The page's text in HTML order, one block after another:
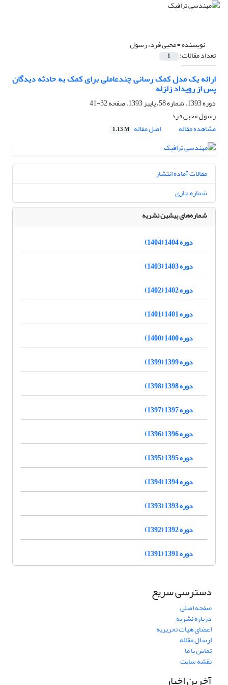
نویسنده =محبی فرد، رسول
تعداد مقالات: 1
ارائه یک مدل کمک رسانی چندعاملی برای کمک به حادثه دیدگان
پس از رویداد زلزله
دوره 1393، شماره 58، پاییز 1393، صفحه
32-41
رسول محبی فرد
مشاهده مقاله
اصل مقاله 1.13 M
مقالات آماده انتشار
شماره جاری
شماره‌های پیشین نشریه
دوره 1404 (1404)
دوره 1403 (1403)
دوره 1402 (1402)
دوره 1401 (1401)
دوره 1400 (1400)
دوره 1399 (1399)
دوره 1398 (1398)
دوره 1397 (1397)
دوره 1396 (1396)
دوره 1395 (1395)
دوره 1394 (1394)
دوره 1393 (1393)
دوره 1392 (1392)
دوره 1391 (1391)
دسترسی سریع
صفحه اصلی
درباره نشریه
اعضای هیات تحریریه
ارسال مقاله
تماس با ما
نقشه سایت
آخرین اخبار